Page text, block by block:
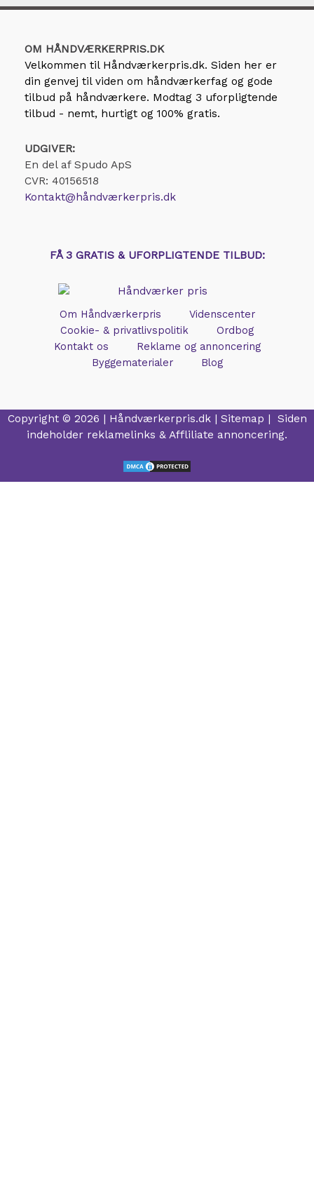
OM HÅNDVÆRKERPRIS.DK
Velkommen til Håndværkerpris.dk. Siden her er
din genvej til viden om håndværkerfag og gode
tilbud på håndværkere. Modtag 3 uforpligtende
tilbud - nemt, hurtigt og 100% gratis.
UDGIVER:
En del af Spudo ApS
CVR: 40156518
Kontakt@håndværkerpris.dk
FÅ 3 GRATIS & UFORPLIGTENDE TILBUD:
Om Håndværkerpris
Videnscenter
Cookie- & privatlivspolitik
Ordbog
Kontakt os
Reklame og annoncering
Byggematerialer
Blog
Copyright © 2026 | Håndværkerpris.dk| Sitemap | Siden
indeholder reklamelinks & Affliliate annoncering.